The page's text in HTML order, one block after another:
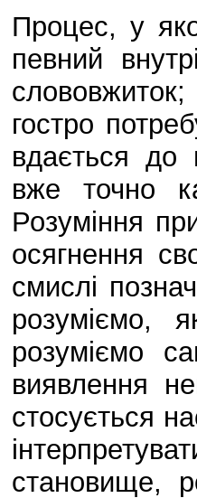
Процес, у
певний
гостро
вдається до
вже точно
Розуміння
осягнення
смислі
розуміємо,
розуміємо
виявлення
стосується
становище,